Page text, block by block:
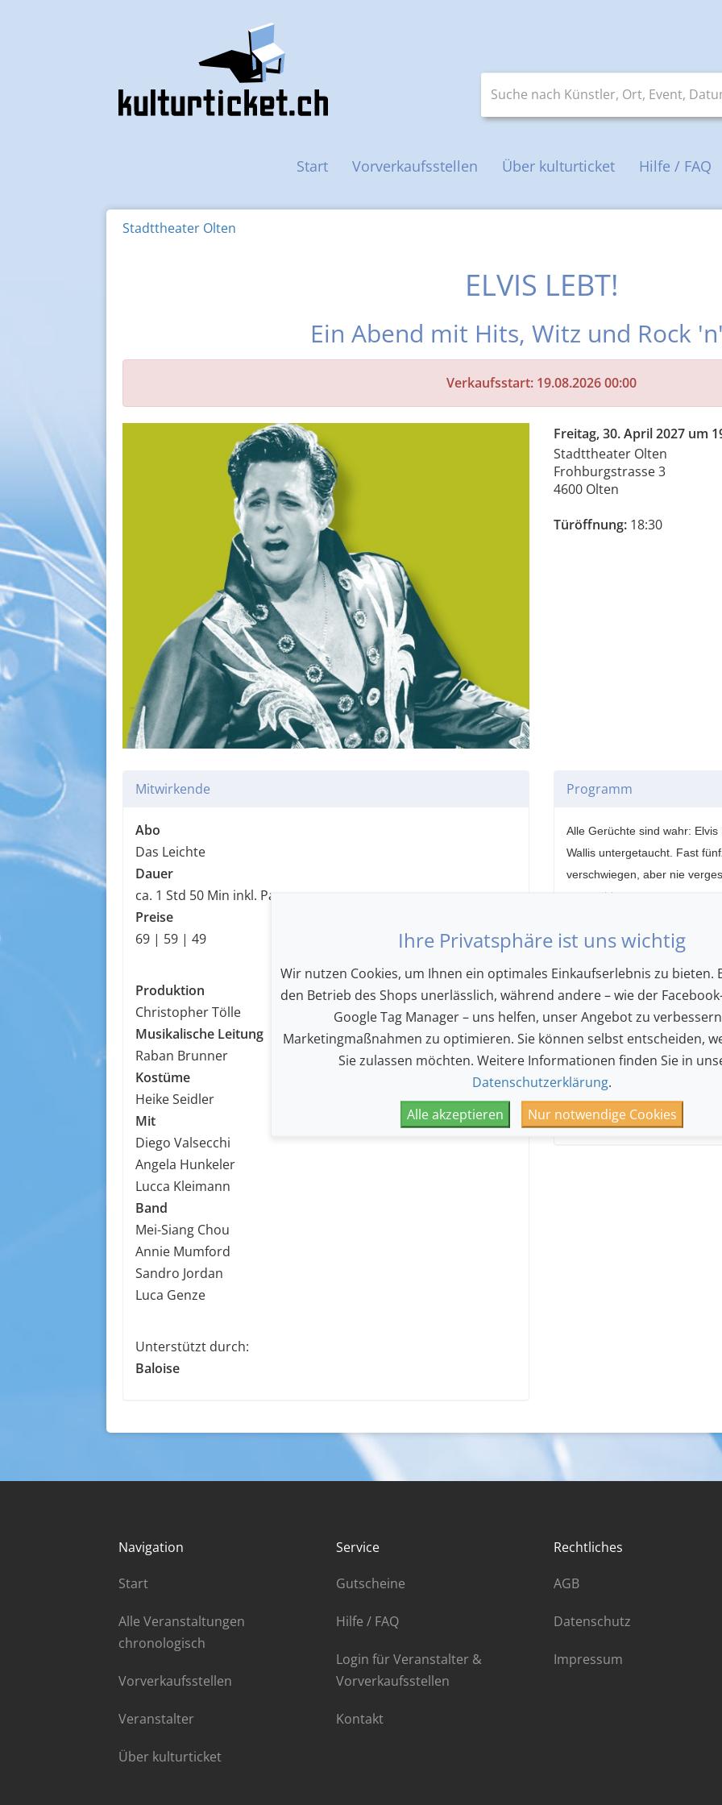
Haupt-Navigation
Start Vorverkaufsstellen Über kulturticket Hilfe / FAQ
Stadttheater Olten
ELVIS LEBT!
Ein Abend mit Hits, Witz und Rock
Verkaufsstart: 19.08.2026 00:00
Freitag, 30. April 2027 um
Stadttheater Olten
Frohburgstrasse 3
4600 Olten
Türöffnung: 18:30
Mitwirkende
Abo
Das Leichte
Dauer
ca. 1 Std 50 Min inkl. Pause
Preise
69 | 59 | 49
Produktion
Christopher Tölle
Musikalische Leitung
Raban Brunner
Kostüme
Heike Seidler
Mit
Diego Valsecchi
Angela Hunkeler
Lucca Kleimann
Band
Mei-Siang Chou
Annie Mumford
Sandro Jordan
Luca Genze
Unterstützt durch:
​​​​​​​Baloise
Programm
Alle Gerüchte sind wahr:
Wallis untergetaucht. Fast
verschwiegen, aber nie
zu erzählen.
1977? Und welche Rolle
und Poesie.
Sänger*innen erklingen
Abend zwischen Legende
King vielleicht doch nie ganz
Navigation
Start
Alle Veranstaltungen
chronologisch
Vorverkaufsstellen
Veranstalter
Über kulturticket
Service
Gutscheine
Hilfe / FAQ
Login für Veranstalter &
Vorverkaufsstellen
Kontakt
Rechtliches
AGB
Datenschutz
Impressum
Ihre Privatsphäre ist uns wichtig
Wir nutzen Cookies, um Ihnen ein optimales Einkaufserlebnis zu bieten.
den Betrieb des Shops unerlässlich, während andere – wie der
Google Tag Manager – uns helfen, unser Angebot zu
Marketingmaßnahmen zu optimieren. Sie können selbst entscheiden,
Sie zulassen möchten. Weitere Informationen finden Sie in
Datenschutzerklärung.
Alle akzeptieren
Nur notwendige Cookies